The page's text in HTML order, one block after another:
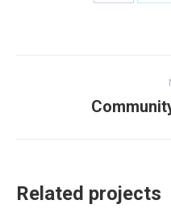
navigation
Related projects